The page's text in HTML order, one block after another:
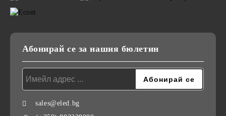
Абонирай се за нашия бюлетин
sales@eled.bg